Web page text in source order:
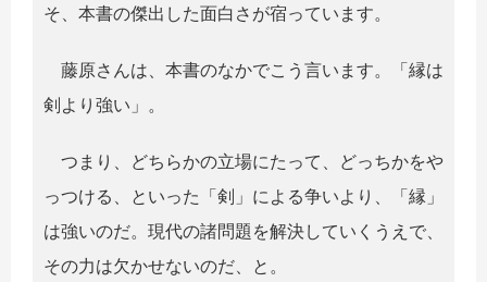
そ、本書の傑出した面白さが宿っています。
藤原さんは、本書のなかでこう言います。「縁は
剣より強い」。
つまり、どちらかの立場にたって、どっちかをや
っつける、といった「剣」による争いより、「縁」
は強いのだ。現代の諸問題を解決していくうえで、
その力は欠かせないのだ、と。